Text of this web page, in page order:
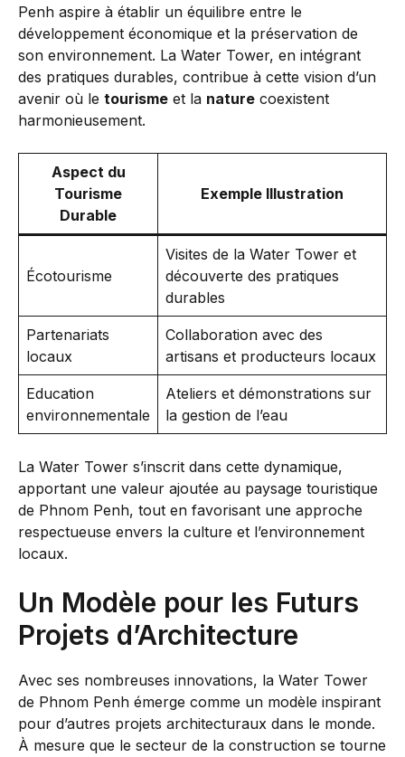
Penh aspire à établir un équilibre entre le
développement économique et la préservation de
son environnement. La Water Tower, en intégrant
des pratiques durables, contribue à cette vision d’un
avenir où le tourisme et la nature coexistent
harmonieusement.
Aspect du
Tourisme
Durable
Exemple Illustration
Écotourisme
Visites de la Water Tower et
découverte des pratiques
durables
Partenariats
locaux
Collaboration avec des
artisans et producteurs locaux
Education
environnementale
Ateliers et démonstrations sur
la gestion de l’eau
La Water Tower s’inscrit dans cette dynamique,
apportant une valeur ajoutée au paysage touristique
de Phnom Penh, tout en favorisant une approche
respectueuse envers la culture et l’environnement
locaux.
Un Modèle pour les Futurs
Projets d’Architecture
Avec ses nombreuses innovations, la Water Tower
de Phnom Penh émerge comme un modèle inspirant
pour d’autres projets architecturaux dans le monde.
À mesure que le secteur de la construction se tourne